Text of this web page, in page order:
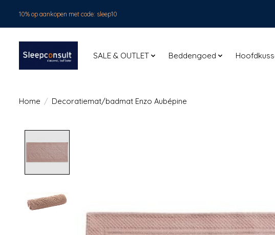
10% op aankopen met code: sleep10
SALE & OUTLET Beddengoed
Home / Decoratiemat/badmat Enzo Aubépine